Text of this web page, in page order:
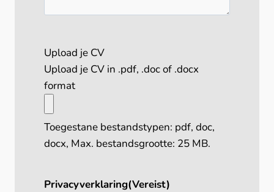
Upload je CV
Upload je CV in .pdf, .doc of .docx
format
Toegestane bestandstypen: pdf, doc,
docx, Max. bestandsgrootte: 25 MB.
Privacyverklaring(Vereist)